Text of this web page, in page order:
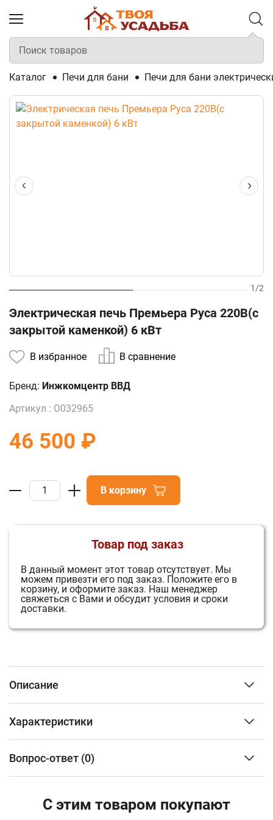
Каталог Печи для бани Печи для бани
1/2
Электрическая печь Премьера Руса 220В(с
закрытой каменкой) 6 кВт
В избранное В сравнение
Бренд: Инжкомцентр ВВД
Артикул : О032965
46 500 ₽
В корзину
Товар под заказ
В данный момент этот товар отсутствует. Мы
можем привезти его под заказ. Положите его в
корзину, и оформите заказ. Наш менеджер
свяжеться с Вами и обсудит условия и сроки
доставки.
Описание
«открытой» каменки. Такое решение обеспечило не
только большую теплоаккумулирующую способность
эл. печи за счет солидного объёма камня в
расположение «стакана» с теплоаккумулятором
внутри «закрытой» каменки решило проблему с
Характеристики
электрическая
Объем парного помещения
от 4 до 7 м3
Тип управления
Выносной пульт
Вопрос-ответ (0)
С этим товаром покупают